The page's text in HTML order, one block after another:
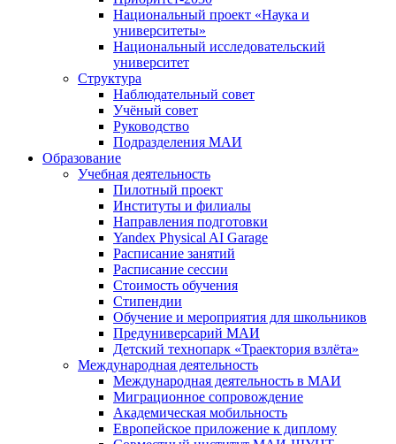
Национальный проект «Наука и
университеты»
Национальный исследовательский
университет
Структура
Наблюдательный совет
Учёный совет
Руководство
Подразделения МАИ
Образование
Учебная деятельность
Пилотный проект
Институты и филиалы
Направления подготовки
Yandex Physical AI Garage
Расписание занятий
Расписание сессии
Стоимость обучения
Стипендии
Обучение и мероприятия для школьников
Предуниверсарий МАИ
Детский технопарк «Траектория взлёта»
Международная деятельность
Международная деятельность в МАИ
Миграционное сопровождение
Академическая мобильность
Европейское приложение к диплому